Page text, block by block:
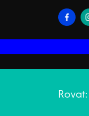
Rovat: